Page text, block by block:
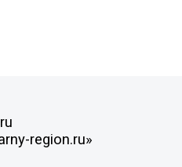
region.ru»